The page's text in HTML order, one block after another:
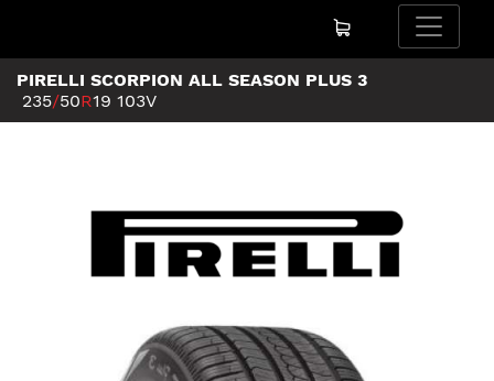
PIRELLI SCORPION ALL SEASON PLUS 3
235/50R19 103V